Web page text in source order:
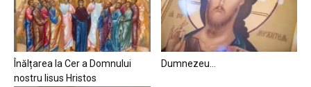
Înălțarea la Cer a Domnului
nostru Iisus Hristos
Dumnezeu…